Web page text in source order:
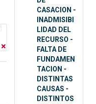
CASACION -
INADMISIBI
LIDAD DEL
RECURSO -
FALTA DE
FUNDAMEN
TACION -
DISTINTAS
CAUSAS -
DISTINTOS